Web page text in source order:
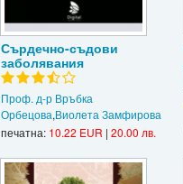
Сърдечно-съдови
заболявания
Проф. д-р Връбка
Орбецова,Виолета Замфирова
печатна: 10.22 EUR | 20.00 лв.